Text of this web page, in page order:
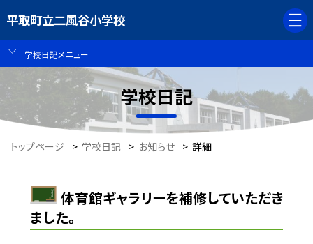
平取町立二風谷小学校
学校日記メニュー
学校日記
トップページ > 学校日記 > お知らせ > 詳細
体育館ギャラリーを補修していただき
ました。